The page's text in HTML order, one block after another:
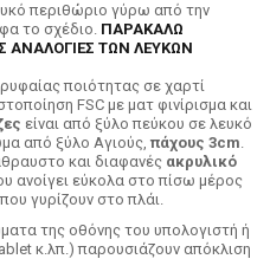
περιθώριο γύρω από την
το σχέδιο. ΠΑΡΑΚΑΛΩ
ΑΝΑΛΟΓΙΕΣ ΤΩΝ ΛΕΥΚΩΝ
ποιότητας σε χαρτί
FSC με ματ φινίρισμα και
είναι από ξύλο πεύκου σε λευκό
από ξύλο Αγιούς, πάχους 3cm.
και διαφανές ακρυλικό
ανοίγει εύκολα στο πίσω μέρος
γυρίζουν στο πλάι.
της οθόνης του υπολογιστή ή
κ.λπ.) παρουσιάζουν απόκλιση